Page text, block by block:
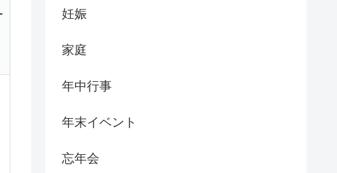
妊娠
家庭
年中行事
年末イベント
忘年会